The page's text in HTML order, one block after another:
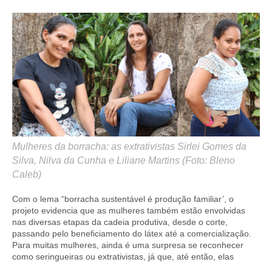
Mulheres da borracha: as extrativistas Sirlei Gomes da
Silva, Nilva da Cunha e Liliane Martins (Foto: Bleno
Caleb)
Com o lema “borracha sustentável é produção familiar’, o
projeto evidencia que as mulheres também estão envolvidas
nas diversas etapas da cadeia produtiva, desde o corte,
passando pelo beneficiamento do látex até a comercialização.
Para muitas mulheres, ainda é uma surpresa se reconhecer
como seringueiras ou extrativistas, já que, até então, elas